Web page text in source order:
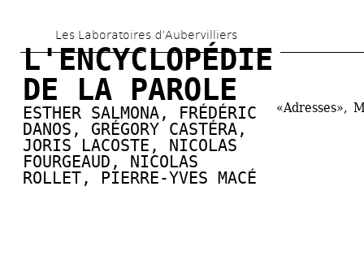
au
contenu
principal
Les Laboratoires d’Aubervilliers
L'ENCYCLOPÉDIE
DE LA PAROLE
ESTHER SALMONA, FRÉDÉRIC
DANOS , GRÉGORY CASTÉRA,
JORIS LACOSTE , NICOLAS
FOURGEAUD , NICOLAS
ROLLET, PIERRE-YVES MACÉ
«Adresses»,